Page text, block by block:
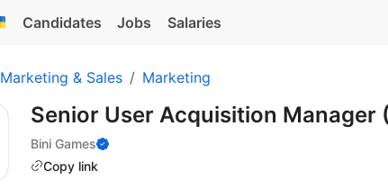
Candidates Jobs Salaries
Marketing & Sales Marketing
Senior User Acquisition Manager
Bini Games
Copy link